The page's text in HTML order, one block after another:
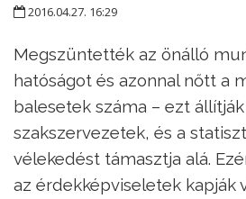
2016.04.27. 16:29
Megszüntették az önálló
hatóságot és azonnal nőtt a
balesetek száma – ezt állítják
szakszervezetek, és a
vélekedést támasztja alá.
az érdekképviseletek kapják